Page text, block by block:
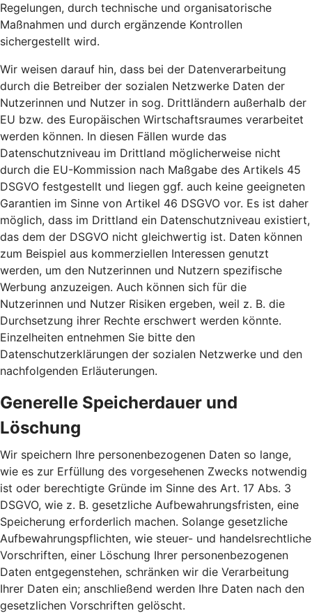
Regelungen, durch technische und organisatorische
Maßnahmen und durch ergänzende Kontrollen
sichergestellt wird.
Wir weisen darauf hin, dass bei der Datenverarbeitung
durch die Betreiber der sozialen Netzwerke Daten der
Nutzerinnen und Nutzer in sog. Drittländern außerhalb der
EU bzw. des Europäischen Wirtschaftsraumes verarbeitet
werden können. In diesen Fällen wurde das
Datenschutzniveau im Drittland möglicherweise nicht
durch die EU-Kommission nach Maßgabe des Artikels 45
DSGVO festgestellt und liegen ggf. auch keine geeigneten
Garantien im Sinne von Artikel 46 DSGVO vor. Es ist daher
möglich, dass im Drittland ein Datenschutzniveau existiert,
das dem der DSGVO nicht gleichwertig ist. Daten können
zum Beispiel aus kommerziellen Interessen genutzt
werden, um den Nutzerinnen und Nutzern spezifische
Werbung anzuzeigen. Auch können sich für die
Nutzerinnen und Nutzer Risiken ergeben, weil z. B. die
Durchsetzung ihrer Rechte erschwert werden könnte.
Einzelheiten entnehmen Sie bitte den
Datenschutzerklärungen der sozialen Netzwerke und den
nachfolgenden Erläuterungen.
Generelle Speicherdauer und
Löschung
Wir speichern Ihre personenbezogenen Daten so lange,
wie es zur Erfüllung des vorgesehenen Zwecks notwendig
ist oder berechtigte Gründe im Sinne des Art. 17 Abs. 3
DSGVO, wie z. B. gesetzliche Aufbewahrungsfristen, eine
Speicherung erforderlich machen. Solange gesetzliche
Aufbewahrungspflichten, wie steuer- und handelsrechtliche
Vorschriften, einer Löschung Ihrer personenbezogenen
Daten entgegenstehen, schränken wir die Verarbeitung
Ihrer Daten ein; anschließend werden Ihre Daten nach den
gesetzlichen Vorschriften gelöscht.